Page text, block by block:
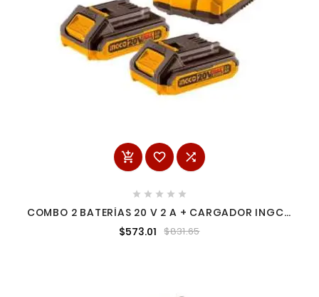
  
    
COMBO 2 BATERÍAS 20 V 2 A + CARGADOR INGCO
$573.01 $831.65